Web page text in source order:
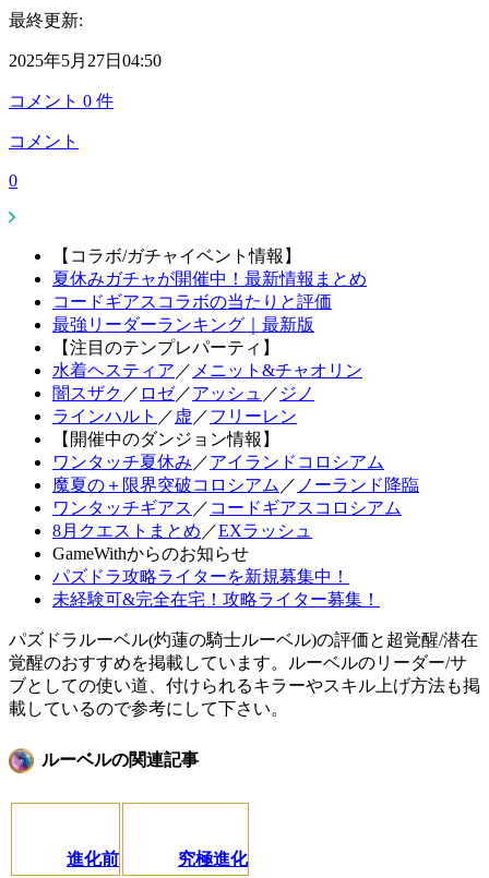
最終更新:
2025年5月27日04:50
コメント 0 件
コメント
0
【コラボ/ガチャイベント情報】
夏休みガチャが開催中！最新情報まとめ
コードギアスコラボの当たりと評価
最強リーダーランキング｜最新版
【注目のテンプレパーティ】
水着ヘスティア ／ メニット&チャオリン
闇スザク ／ ロゼ／アッシュ ／ ジノ
ラインハルト ／ 虚 ／フリーレン
【開催中のダンジョン情報】
ワンタッチ夏休み ／アイランドコロシアム
魔夏の＋限界突破コロシアム ／ ノーランド降臨
ワンタッチギアス ／ コードギアスコロシアム
8月クエストまとめ ／EXラッシュ
GameWithからのお知らせ
パズドラ攻略ライターを新規募集中！
未経験可&完全在宅！攻略ライター募集！
パズドラルーベル(灼蓮の騎士ルーベル)の評価と超覚醒/潜在
覚醒のおすすめを掲載しています。ルーベルのリーダー/サ
ブとしての使い道、付けられるキラーやスキル上げ方法も掲
載しているので参考にして下さい。
ルーベルの関連記事
進化前
究極進化